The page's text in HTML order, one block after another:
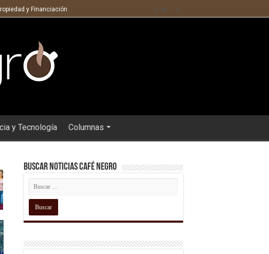
y Financiación
y Tecnología Columnas
Buscar Noticias Café Negro